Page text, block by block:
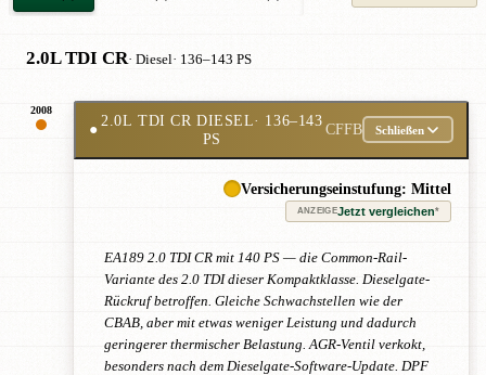
2.0L TDI CR· Diesel· 136–143 PS
2008
●
2.0L TDI CR DIESEL· 136–143
PS
CFFB Schließen
Versicherungseinstufung: Mittel
ANZEIGEJetzt vergleichen*
EA189 2.0 TDI CR mit 140 PS — die Common-Rail-
Variante des 2.0 TDI dieser Kompaktklasse. Dieselgate-
Rückruf betroffen. Gleiche Schwachstellen wie der
CBAB, aber mit etwas weniger Leistung und dadurch
geringerer thermischer Belastung. AGR-Ventil verkokt,
besonders nach dem Dieselgate-Software-Update. DPF